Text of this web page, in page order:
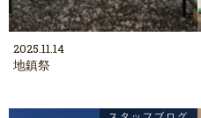
2025.11.14
地鎮祭